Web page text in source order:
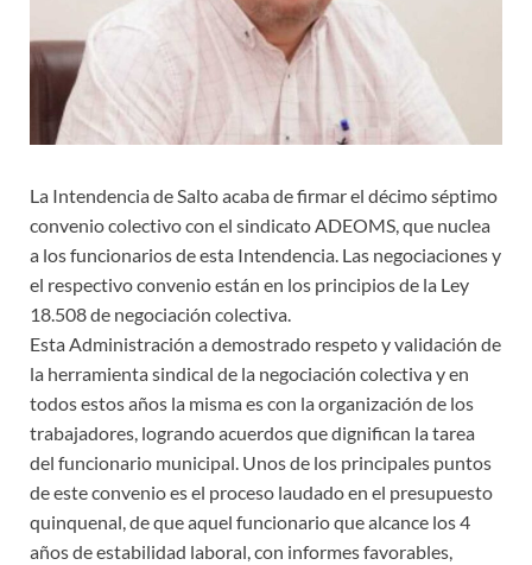
La Intendencia de Salto acaba de firmar el décimo séptimo
convenio colectivo con el sindicato ADEOMS, que nuclea
a los funcionarios de esta Intendencia. Las negociaciones y
el respectivo convenio están en los principios de la Ley
18.508 de negociación colectiva.
Esta Administración a demostrado respeto y validación de
la herramienta sindical de la negociación colectiva y en
todos estos años la misma es con la organización de los
trabajadores, logrando acuerdos que dignifican la tarea
del funcionario municipal. Unos de los principales puntos
de este convenio es el proceso laudado en el presupuesto
quinquenal, de que aquel funcionario que alcance los 4
años de estabilidad laboral, con informes favorables,